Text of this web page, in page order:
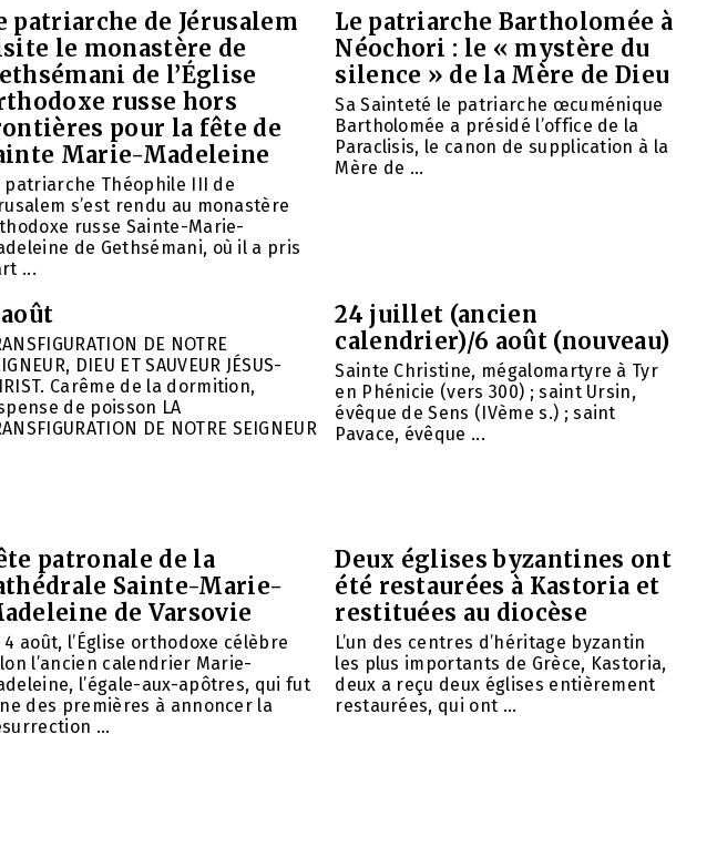
patriarche de Jérusalem
le monastère de
de l’Église
russe hors
pour la fête de
Marie-Madeleine
patriarche Théophile III de
s’est rendu au monastère
russe Sainte-Marie-
de Gethsémani, où il a pris
...
Le patriarche Bartholomée à
Néochori : le « mystère du
silence » de la Mère de Dieu
Sa Sainteté le patriarche œcuménique
Bartholomée a présidé l’office de la
Paraclisis, le canon de supplication à la
Mère de ...
DE NOTRE
DIEU ET SAUVEUR JÉSUS-
Carême de la dormition,
de poisson LA
DE NOTRE SEIGNEUR
24 juillet (ancien
calendrier)/6 août (nouveau)
Sainte Christine, mégalomartyre à Tyr
en Phénicie (vers 300) ; saint Ursin,
évêque de Sens (IVème s.) ; saint
Pavace, évêque ...
patronale de la
Sainte-Marie-
de Varsovie
4 août, l’Église orthodoxe célèbre
l’ancien calendrier Marie-
l’égale-aux-apôtres, qui fut
des premières à annoncer la
...
Deux églises byzantines ont
été restaurées à Kastoria et
restituées au diocèse
L’un des centres d’héritage byzantin
les plus importants de Grèce, Kastoria,
deux a reçu deux églises entièrement
restaurées, qui ont ...